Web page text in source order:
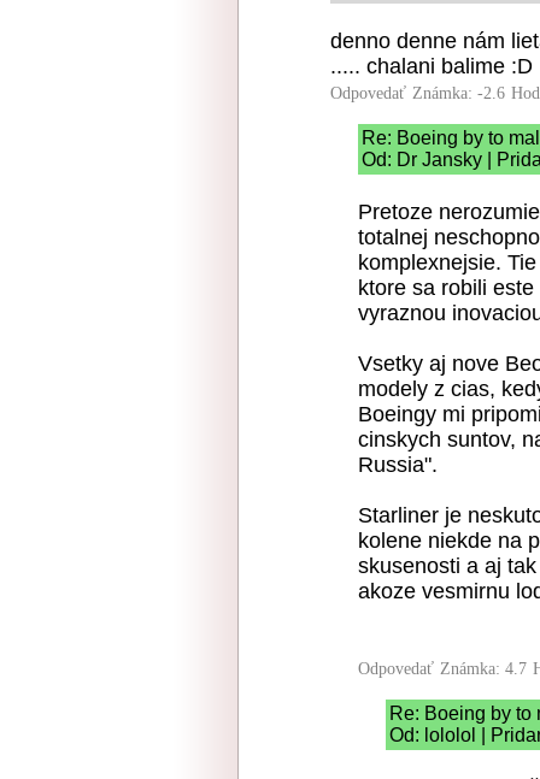
denno denne nám
..... chalani balime :D
Odpovedať Známka: -2.6
Re: Boeing by to
Od: Dr Jansky |
Pretoze
totalnej
komplexnejsie.
ktore sa robili
vyraznou
Vsetky aj nove
modely z cias,
Boeingy mi
cinskych suntov,
Russia".
Starliner je
kolene niekde na
skusenosti a aj
akoze vesmirnu
Odpovedať Známka: 4.7
Re: Boeing by to
Od: lololol |